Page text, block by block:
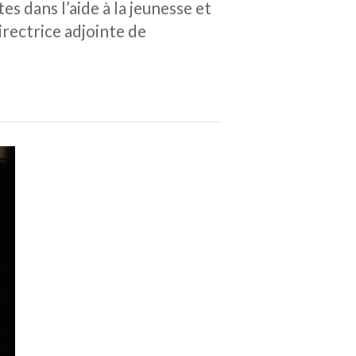
dans l’aide à la jeunesse et
adjointe de